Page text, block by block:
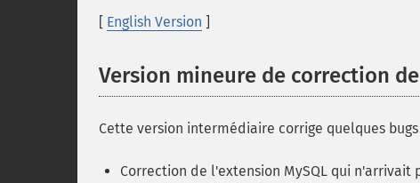
[ English Version ]
Version mineure de correction
Cette version intermédiaire corrige quelques
Correction de l'extension MySQL qui n'arrivait